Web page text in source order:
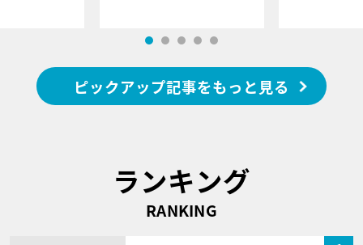
ピックアップ記事をもっと見る
ランキング
RANKING